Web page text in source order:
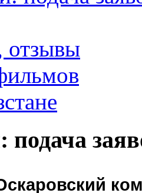
отзывы
подача